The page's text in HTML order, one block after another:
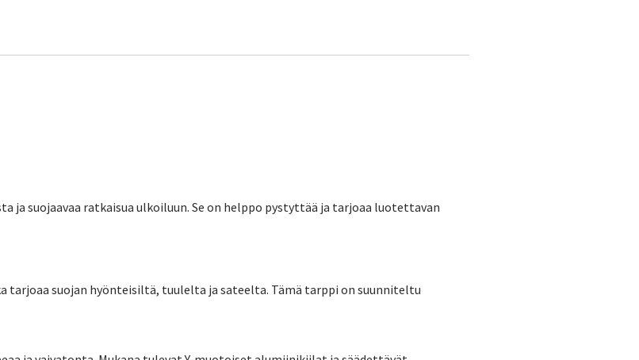
suojaavaa ratkaisua ulkoiluun. Se on helppo pystyttää ja tarjoaa luotettavan
tarjoaa suojan hyönteisiltä, tuulelta ja sateelta. Tämä tarppi on suunniteltu